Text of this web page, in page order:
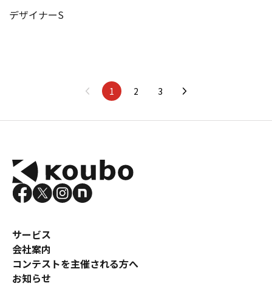
デザイナーS
1 2 3
サービス
会社案内
コンテストを主催される方へ
お知らせ